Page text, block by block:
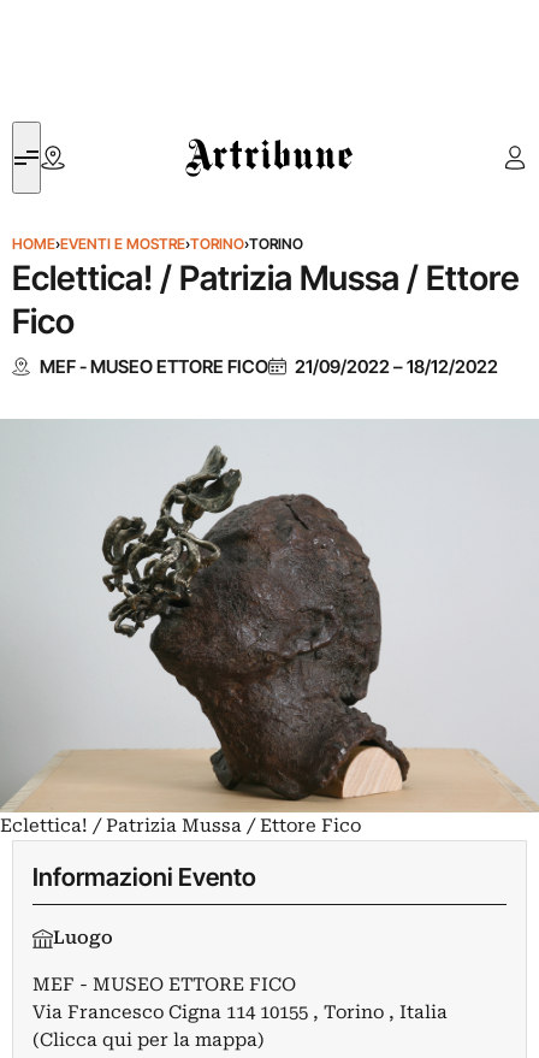
Artribune
HOME›EVENTI E MOSTRE›TORINO›TORINO
Eclettica! / Patrizia Mussa / Ettore
Fico
MEF - MUSEO ETTORE FICO 21/09/2022–18/12/2022
Eclettica! / Patrizia Mussa / Ettore Fico
Informazioni Evento
Luogo
MEF - MUSEO ETTORE FICO
Via Francesco Cigna 114 10155 , Torino , Italia
(Clicca qui per la mappa)